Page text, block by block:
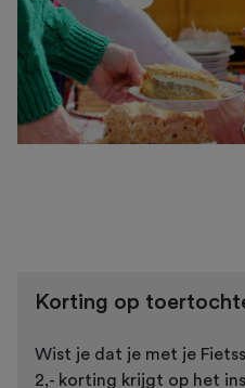
Korting op
Wist je dat je met je
2,- korting krijgt op het